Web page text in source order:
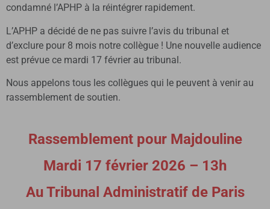
condamné l’APHP à la réintégrer rapidement.
L’APHP a décidé de ne pas suivre l’avis du tribunal et
d’exclure pour 8 mois notre collègue ! Une nouvelle audience
est prévue ce mardi 17 février au tribunal.
Nous appelons tous les collègues qui le peuvent à venir au
rassemblement de soutien.
Rassemblement pour Majdouline
Mardi 17 février 2026 – 13h
Au Tribunal Administratif de Paris